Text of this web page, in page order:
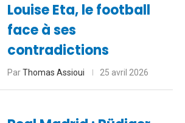
Louise Eta, le football
face à ses
contradictions
ParThomas Assioui 25 avril 2026